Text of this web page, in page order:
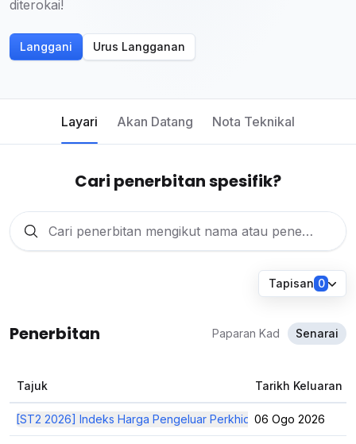
diterokai!
Langgani Urus Langganan
Layari Akan Datang Nota Teknikal
Cari penerbitan spesifik?
Tapisan 0
Penerbitan Paparan Kad Senarai
Tajuk Tarikh Keluaran
[ST2 2026] Indeks Harga Pengeluar Perkhidmatan06 Ogo 2026